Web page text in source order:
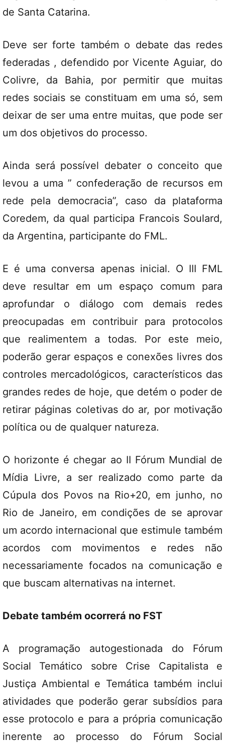
de Santa Catarina.
Deve ser forte também o debate das redes
federadas , defendido por Vicente Aguiar, do
Colivre, da Bahia, por permitir que muitas
redes sociais se constituam em uma só, sem
deixar de ser uma entre muitas, que pode ser
um dos objetivos do processo.
Ainda será possível debater o conceito que
levou a uma ” confederação de recursos em
rede pela democracia”, caso da plataforma
Coredem, da qual participa Francois Soulard,
da Argentina, participante do FML.
E é uma conversa apenas inicial. O III FML
deve resultar em um espaço comum para
aprofundar o diálogo com demais redes
preocupadas em contribuir para protocolos
que realimentem a todas. Por este meio,
poderão gerar espaços e conexões livres dos
controles mercadológicos, característicos das
grandes redes de hoje, que detém o poder de
retirar páginas coletivas do ar, por motivação
política ou de qualquer natureza.
O horizonte é chegar ao II Fórum Mundial de
Mídia Livre, a ser realizado como parte da
Cúpula dos Povos na Rio+20, em junho, no
Rio de Janeiro, em condições de se aprovar
um acordo internacional que estimule também
acordos com movimentos e redes não
necessariamente focados na comunicação e
que buscam alternativas na internet.
Debate também ocorrerá no FST
A programação autogestionada do Fórum
Social Temático sobre Crise Capitalista e
Justiça Ambiental e Temática também inclui
atividades que poderão gerar subsídios para
esse protocolo e para a própria comunicação
inerente ao processo do Fórum Social